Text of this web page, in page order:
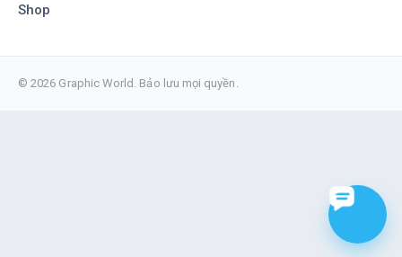
Shop
© 2026 Graphic World. Bảo lưu mọi quyền.